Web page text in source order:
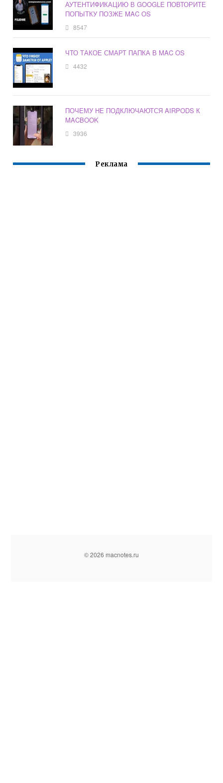
АУТЕНТИФИКАЦИЮ В GOOGLE ПОВТОРИТЕ
ПОПЫТКУ ПОЗЖЕ MAC OS
8547
ЧТО ТАКОЕ СМАРТ ПАПКА В MAC OS
4432
ПОЧЕМУ НЕ ПОДКЛЮЧАЮТСЯ AIRPODS К
MACBOOK
3936
Реклама
© 2026 macnotes.ru